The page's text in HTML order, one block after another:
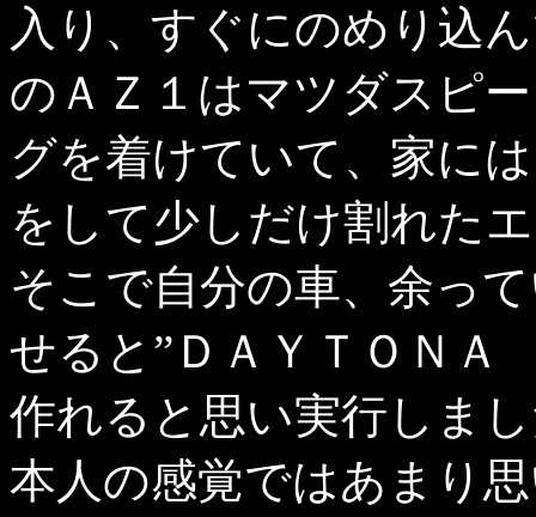
入り、すぐにのめり込
のＡＺ１はマツダスピ
グを着けていて、家に
をして少しだけ割れた
そこで自分の車、余っ
せると”ＤＡＹＴＯＮＡ
作れると思い実行しま
本人の感覚ではあまり